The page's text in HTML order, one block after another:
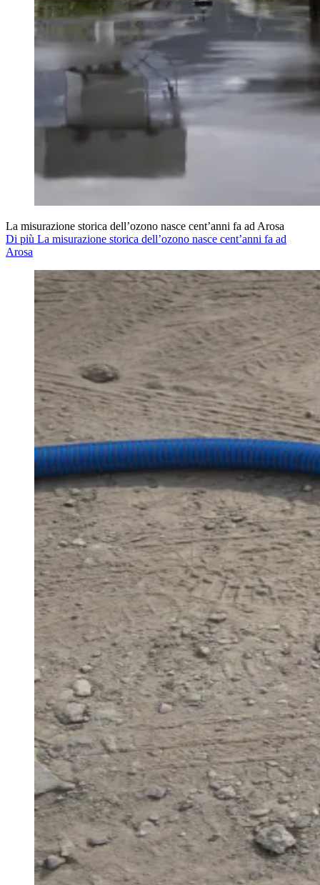
La misurazione storica dell’ozono nasce cent’anni fa ad Arosa
Di più La misurazione storica dell’ozono nasce cent’anni fa ad
Arosa